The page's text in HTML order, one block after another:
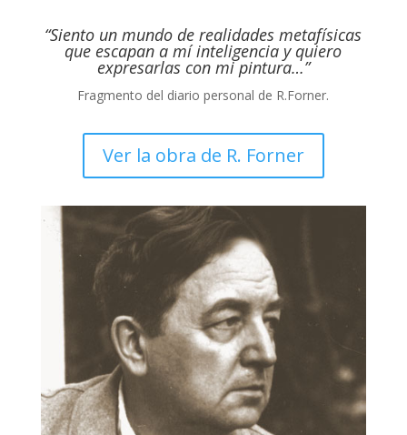
“Siento un mundo de realidades metafísicas
que escapan a mí inteligencia y quiero
expresarlas con mi pintura…”
Fragmento del diario personal de R.Forner.
Ver la obra de R. Forner